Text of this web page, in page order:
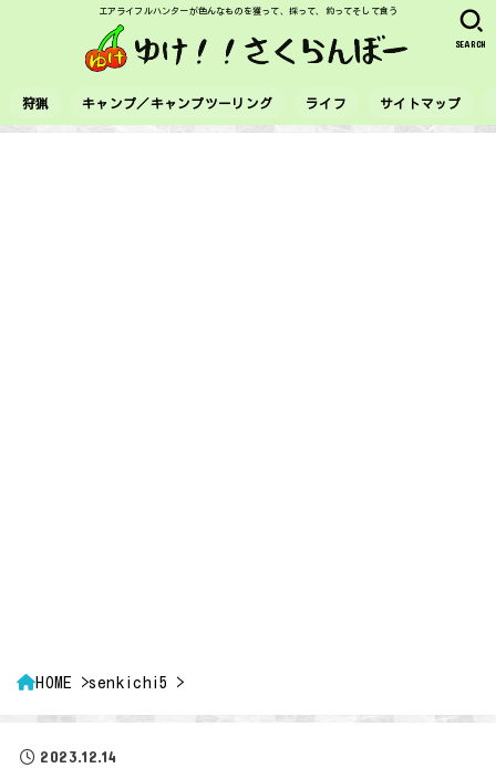
エアライフルハンターが色んなものを獲って、採って、釣ってそして食う
狩猟 キャンプ／キャンプツーリング ライフ サイトマップ
SEARCH
HOME senkichi5
2023.12.14